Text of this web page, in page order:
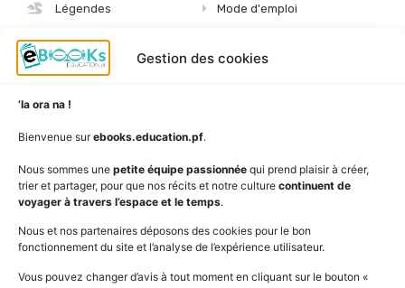
Gestion des cookies
’Ia ora na !
Bienvenue surebooks.education.pf.
Nous sommes une petite équipe passionnée qui prend plaisir à créer,
trier et partager, pour que nos récits et notre culture continuent de
voyager à travers l’espace et le temps.
Nous et nos partenaires déposons des cookies pour le bon
fonctionnement du site et l’analyse de l’expérience utilisateur.
Vous pouvez changer d’avis à tout moment en cliquant sur le bouton «
Légendes
Albums
Langues
Niveaux
AudioBooks
Outils
Vidéos
Mode d'emploi
Mentions légales
www.education.pf
SUIVEZ L'ACTUALITÉ DE L'ÉDUCATION